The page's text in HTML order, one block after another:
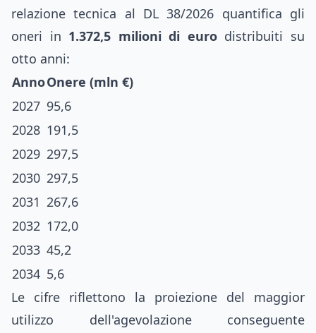
relazione tecnica al DL 38/2026 quantifica gli
oneri in 1.372,5 milioni di eurodistribuiti su
otto anni:
AnnoOnere (mln €)
2027 95,6
2028 191,5
2029 297,5
2030 297,5
2031 267,6
2032 172,0
2033 45,2
2034 5,6
Le cifre riflettono la proiezione del maggior
utilizzo dell'agevolazione conseguente